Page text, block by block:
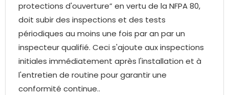
protections d'ouverture” en vertu de la NFPA 80,
doit subir des inspections et des tests
périodiques au moins une fois par an par un
inspecteur qualifié. Ceci s'ajoute aux inspections
initiales immédiatement après l'installation et à
l'entretien de routine pour garantir une
conformité continue..